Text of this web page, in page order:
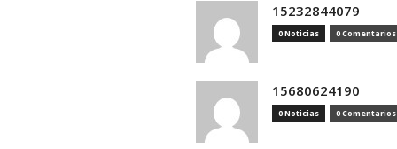
15232844079
0 Noticias 0 Comentarios
15680624190
0 Noticias 0 Comentarios